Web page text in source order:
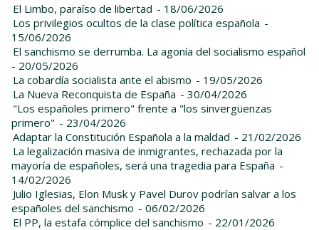
El Limbo, paraíso de libertad - 18/06/2026
Los privilegios ocultos de la clase política española -
15/06/2026
El sanchismo se derrumba. La agonía del socialismo español
- 20/05/2026
La cobardía socialista ante el abismo - 19/05/2026
La Nueva Reconquista de España - 30/04/2026
"Los españoles primero" frente a "los sinvergüenzas
primero" - 23/04/2026
Adaptar la Constitución Española a la maldad - 21/02/2026
La legalización masiva de inmigrantes, rechazada por la
mayoría de españoles, será una tragedia para España -
14/02/2026
Julio Iglesias, Elon Musk y Pavel Durov podrían salvar a los
españoles del sanchismo - 06/02/2026
El PP, la estafa cómplice del sanchismo - 22/01/2026